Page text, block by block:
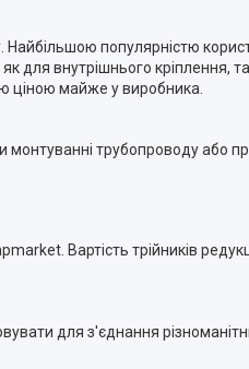
популярністю
для внутрішнього
ціною майже у виробника.
трубопроводу або
Вартість трійників
для з'єднання